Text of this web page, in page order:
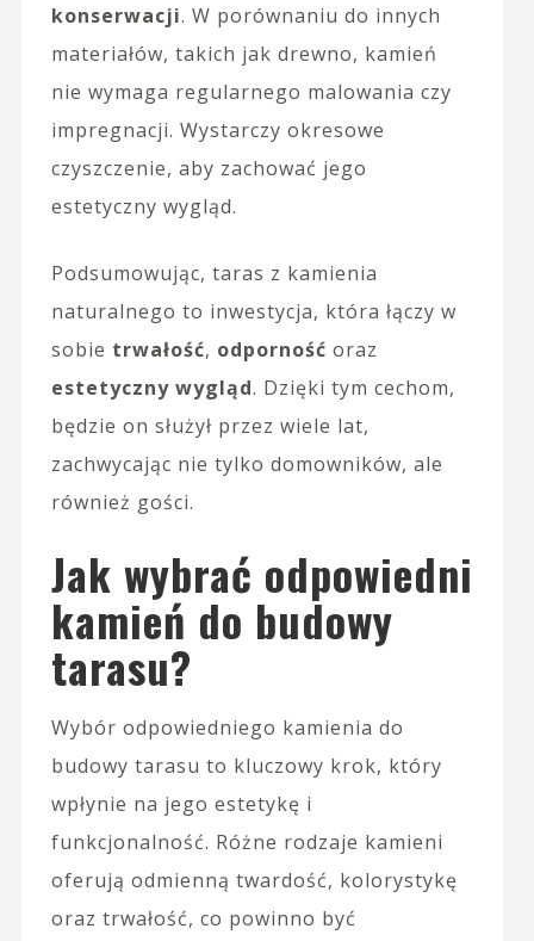
konserwacji. W porównaniu do innych
materiałów, takich jak drewno, kamień
nie wymaga regularnego malowania czy
impregnacji. Wystarczy okresowe
czyszczenie, aby zachować jego
estetyczny wygląd.
Podsumowując, taras z kamienia
naturalnego to inwestycja, która łączy w
sobie trwałość, odporność oraz
estetyczny wygląd. Dzięki tym cechom,
będzie on służył przez wiele lat,
zachwycając nie tylko domowników, ale
również gości.
Jak wybrać odpowiedni
kamień do budowy
tarasu?
Wybór odpowiedniego kamienia do
budowy tarasu to kluczowy krok, który
wpłynie na jego estetykę i
funkcjonalność. Różne rodzaje kamieni
oferują odmienną twardość, kolorystykę
oraz trwałość, co powinno być